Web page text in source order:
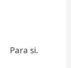
Para si.